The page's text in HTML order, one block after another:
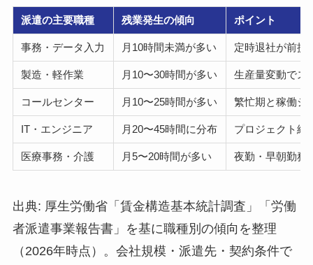
派遣の主要職種 残業発生の傾向 ポイント
事務・データ入力 月10時間未満が多い 定時退社が前提
製造・軽作業 月10〜30時間が多い 生産量変動でス
コールセンター 月10〜25時間が多い 繁忙期と稼働シ
IT・エンジニア 月20〜45時間に分布 プロジェクト終
医療事務・介護 月5〜20時間が多い 夜勤・早朝勤務
出典: 厚生労働省「賃金構造基本統計調査」「労働
者派遣事業報告書」を基に職種別の傾向を整理
（2026年時点）。会社規模・派遣先・契約条件で